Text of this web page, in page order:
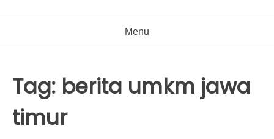
Menu
Tag: berita umkm jawa
timur